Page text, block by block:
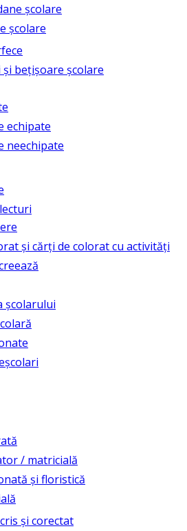
școlare
școlare
bețișoare școlare
echipate
neechipate
și cărți de colorat cu activități
școlarului
/ matricială
și floristică
și corectat